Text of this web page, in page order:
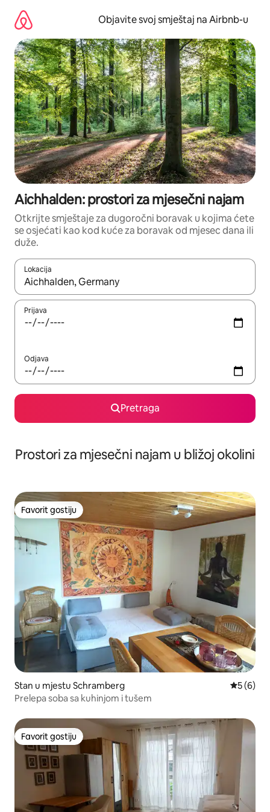
sadržaj
Objavite svoj smještaj na Airbnb-u
Aichhalden: prostori za mjesečni najam
Otkrijte smještaje za dugoročni boravak u kojima ćete
se osjećati kao kod kuće za boravak od mjesec dana ili
duže.
Lokacija
Kad su rezultati dostupni, možete da se krećete kroz njih
Prijava
Odjava
Pretraga
Prostori za mjesečni najam u bližoj okolini
Favorit gostiju
Favorit gostiju
Stan u mjestu Schramberg
5 (6)
Prelepa soba sa kuhinjom i tušem
Favorit gostiju
Favorit gostiju